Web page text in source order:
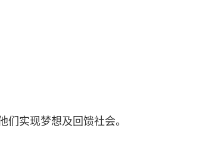
们实现梦想及回馈社会。